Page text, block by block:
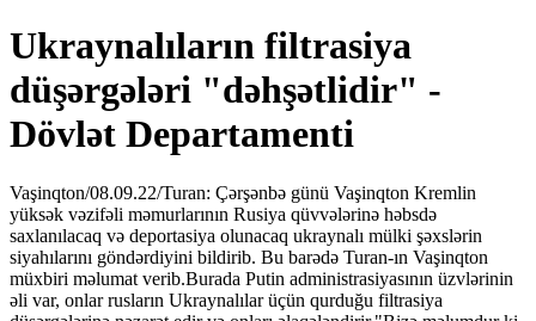
Ukraynalıların filtrasiya
düşərgələri "dəhşətlidir" -
Dövlət Departamenti
Vaşinqton/08.09.22/Turan: Çərşənbə günü Vaşinqton Kremlin
yüksək vəzifəli məmurlarının Rusiya qüvvələrinə həbsdə
saxlanılacaq və deportasiya olunacaq ukraynalı mülki şəxslərin
siyahılarını göndərdiyini bildirib. Bu barədə Turan-ın Vaşinqton
müxbiri məlumat verib.Burada Putin administrasiyasının üzvlərinin
əli var, onlar rusların Ukraynalılar üçün qurduğu filtrasiya